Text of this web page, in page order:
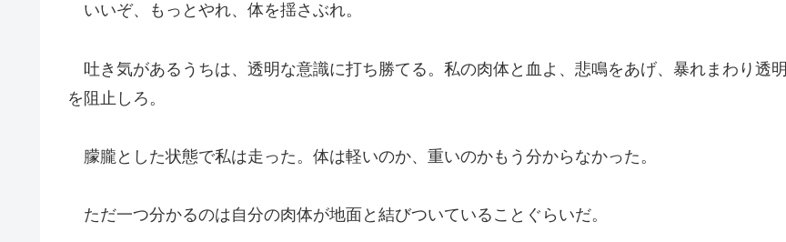
いいぞ、もっとやれ、体を揺さぶれ。
吐き気があるうちは、透明な意識に打ち勝てる。私の肉体と血よ、悲鳴をあげ、暴れまわり透明
を阻止しろ。
朦朧とした状態で私は走った。体は軽いのか、重いのかもう分からなかった。
ただ一つ分かるのは自分の肉体が地面と結びついていることぐらいだ。